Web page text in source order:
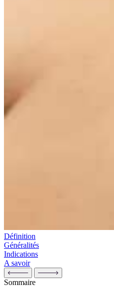
Définition
Généralités
Indications
A savoir
Sommaire